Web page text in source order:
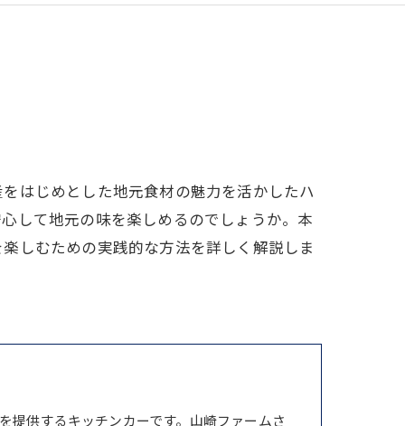
はじめとした地元食材の魅力を活かしたハ
して地元の味を楽しめるのでしょうか。本
しむための実践的な方法を詳しく解説しま
提供するキッチンカーです。山崎ファームさ